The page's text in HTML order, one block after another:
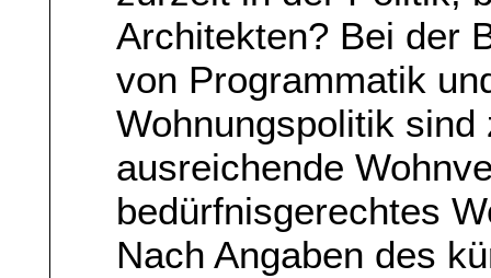
Architekten? Bei der
von Programmatik
Wohnungspolitik
ausreichende
bedürfnisgerechtes
Nach Angaben des